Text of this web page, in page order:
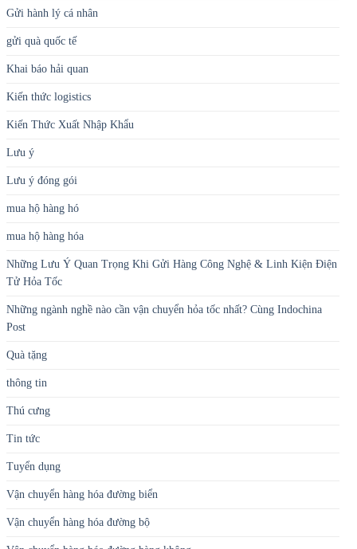
Gửi hành lý cá nhân
gửi quà quốc tế
Khai báo hải quan
Kiến thức logistics
Kiến Thức Xuất Nhập Khẩu
Lưu ý
Lưu ý đóng gói
mua hộ hàng hó
mua hộ hàng hóa
Những Lưu Ý Quan Trọng Khi Gửi Hàng Công Nghệ & Linh Kiện Điện
Tử Hỏa Tốc
Những ngành nghề nào cần vận chuyển hỏa tốc nhất? Cùng Indochina
Post
Quà tặng
thông tin
Thú cưng
Tin tức
Tuyển dụng
Vận chuyển hàng hóa đường biển
Vận chuyển hàng hóa đường bộ